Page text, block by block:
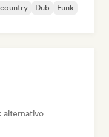
Dub
Funk
alternativo